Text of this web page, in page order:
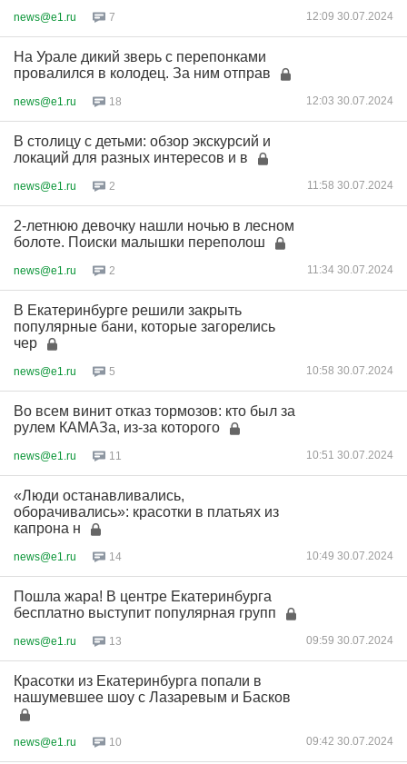
news@e1.ru 7 12:09 30.07.2024
На Урале дикий зверь с перепонками
провалился в колодец. За ним отправ
news@e1.ru 18 12:03 30.07.2024
В столицу с детьми: обзор экскурсий и
локаций для разных интересов и в
news@e1.ru 2 11:58 30.07.2024
2-летнюю девочку нашли ночью в лесном
болоте. Поиски малышки переполош
news@e1.ru 2 11:34 30.07.2024
В Екатеринбурге решили закрыть
популярные бани, которые загорелись
чер
news@e1.ru 5 10:58 30.07.2024
Во всем винит отказ тормозов: кто был за
рулем КАМАЗа, из-за которого
news@e1.ru 11 10:51 30.07.2024
«Люди останавливались,
оборачивались»: красотки в платьях из
капрона н
news@e1.ru 14 10:49 30.07.2024
Пошла жара! В центре Екатеринбурга
бесплатно выступит популярная групп
news@e1.ru 13 09:59 30.07.2024
Красотки из Екатеринбурга попали в
нашумевшее шоу с Лазаревым и Басков
news@e1.ru 10 09:42 30.07.2024